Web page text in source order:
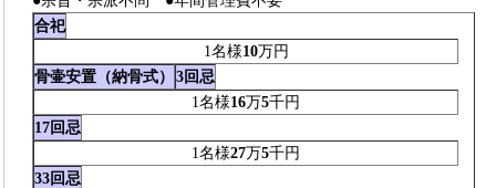
合祀
1名様10万円
骨壷安置（納骨式）
3回忌
1名様16万5千円
17回忌
1名様27万5千円
33回忌